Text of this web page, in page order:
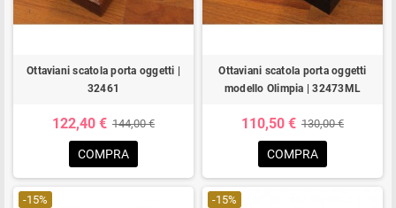
Ottaviani scatola porta oggetti |
32461
122,40 € 144,00 €
COMPRA
Ottaviani scatola porta oggetti
modello Olimpia | 32473ML
110,50 € 130,00 €
COMPRA
-15% -15%